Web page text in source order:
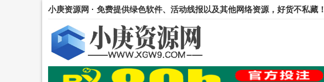
小庚资源网 · 免费提供绿色软件、活动线报以及其他网络资源，好货不私藏！